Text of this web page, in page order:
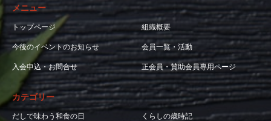
メニュー
トップページ 組織概要
今後のイベントのお知らせ 会員一覧・活動
入会申込・お問合せ 正会員・賛助会員専用ページ
カテゴリー
だしで味わう和食の日 くらしの歳時記